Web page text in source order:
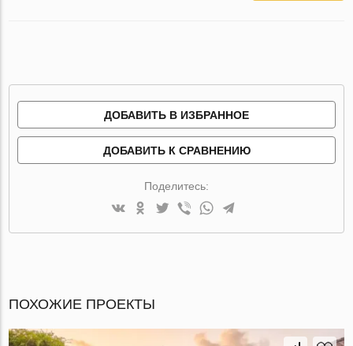
ДОБАВИТЬ В ИЗБРАННОЕ
ДОБАВИТЬ К СРАВНЕНИЮ
Поделитесь:
ПОХОЖИЕ ПРОЕКТЫ